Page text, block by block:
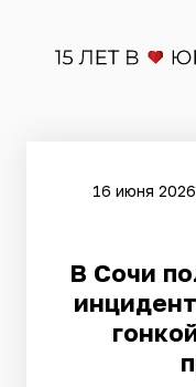
16 июня
В Сочи